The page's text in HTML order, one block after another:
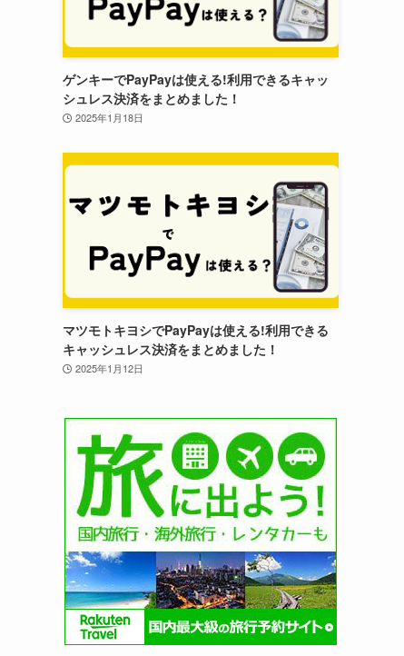
ゲンキーでPayPayは使える!利用できるキャッ
シュレス決済をまとめました！
2025年1月18日
マツモトキヨシでPayPayは使える!利用できる
キャッシュレス決済をまとめました！
2025年1月12日